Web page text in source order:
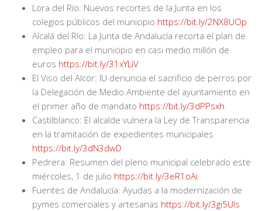
Lora del Río: Nuevos recortes de la Junta en los
colegios públicos del municipio https://bit.ly/2NX8UOp
Alcalá del Río: La Junta de Andalucía recorta el plan de
empleo para el municipio en casi medio millón de
euros https://bit.ly/31xYLiV
El Viso del Alcor: IU denuncia el sacrificio de perros por
la Delegación de Medio Ambiente del ayuntamiento en
el primer año de mandato https://bit.ly/3dPPsxh
Castilblanco: El alcalde vulnera la Ley de Transparencia
en la tramitación de expedientes municipales
https://bit.ly/3dN3dwD
Pedrera: Resumen del pleno municipal celebrado este
miércoles, 1 de julio https://bit.ly/3eR1oAi
Fuentes de Andalucía: Ayudas a la modernización de
pymes comerciales y artesanas https://bit.ly/3gi5UIs